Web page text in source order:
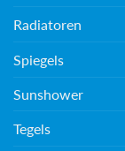
Radiatoren
Spiegels
Sunshower
Tegels